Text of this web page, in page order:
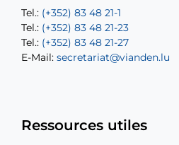
Tel.: (+352) 83 48 21-1
Tel.: (+352) 83 48 21-23
Tel.: (+352) 83 48 21-27
E-Mail: secretariat@vianden.lu
Tel.: (+352) 83 48 21-20
Tel.: (+352) 83 48 21-22
E-Mail:sofia.carvalho@vianden.lu
E-Mail: diane.storn@vianden.lu
Ressources utiles